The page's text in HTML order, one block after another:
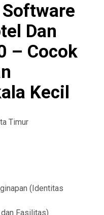
Dan
– Cocok
Kecil
Timur
(Identitas
Fasilitas)